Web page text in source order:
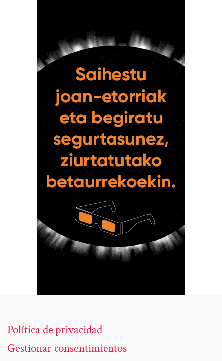
Política de privacidad
Gestionar consentimientos